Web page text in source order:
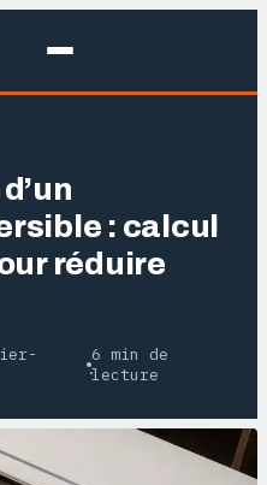
: calcul
réduire
·
6 min de
lecture